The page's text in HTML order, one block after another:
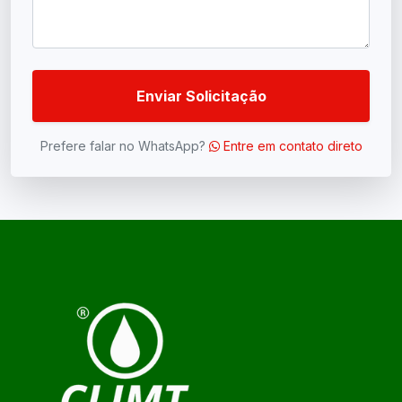
Enviar Solicitação
Prefere falar no WhatsApp? Entre em contato direto